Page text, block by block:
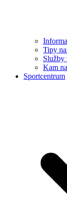
Tipy
Služby
Kam
Sportcentrum